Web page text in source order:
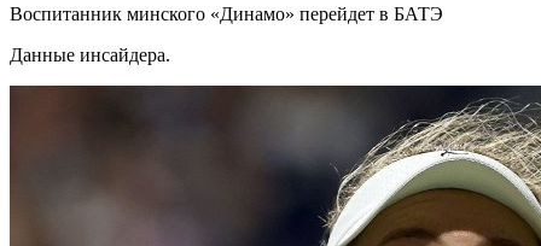
Воспитанник минского «Динамо» перейдет в БАТЭ
Данные инсайдера.